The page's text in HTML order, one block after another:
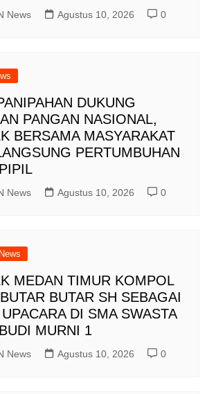
News Agustus 10, 2026 0
DUKUNG
PANGAN NASIONAL,
BERSAMA MASYARAKAT
PERTUMBUHAN
News Agustus 10, 2026 0
News
MEDAN TIMUR KOMPOL
BUTAR SH SEBAGAI
DI SMA SWASTA
MURNI 1
News Agustus 10, 2026 0